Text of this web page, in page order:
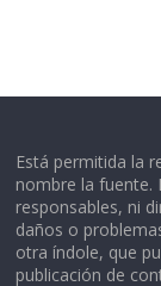
Está permitida la
nombre la fuente.
responsables, ni
daños o
otra índole, que
publicación de